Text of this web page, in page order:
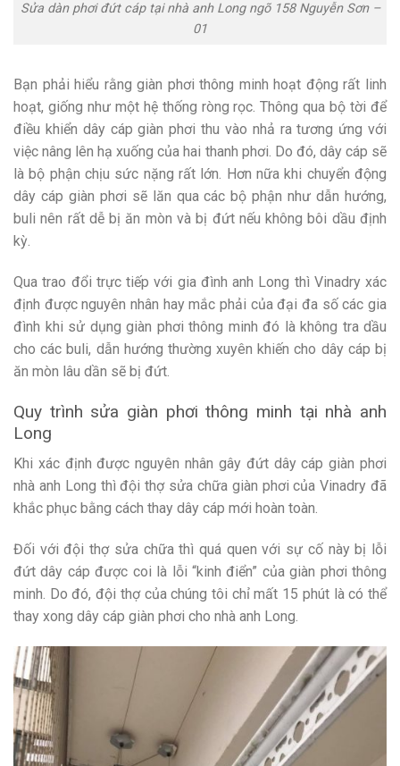
Sửa dàn phơi đứt cáp tại nhà anh Long ngõ 158 Nguyễn Sơn –
01
Bạn phải hiểu rằng giàn phơi thông minh hoạt động rất linh
hoạt, giống như một hệ thống ròng rọc. Thông qua bộ tời để
điều khiển dây cáp giàn phơi thu vào nhả ra tương ứng với
việc nâng lên hạ xuống của hai thanh phơi. Do đó, dây cáp sẽ
là bộ phận chịu sức nặng rất lớn. Hơn nữa khi chuyển động
dây cáp giàn phơi sẽ lăn qua các bộ phận như dẫn hướng,
buli nên rất dễ bị ăn mòn và bị đứt nếu không bôi dầu định
kỳ.
Qua trao đổi trực tiếp với gia đình anh Long thì Vinadry xác
định được nguyên nhân hay mắc phải của đại đa số các gia
đình khi sử dụng giàn phơi thông minh đó là không tra dầu
cho các buli, dẫn hướng thường xuyên khiến cho dây cáp bị
ăn mòn lâu dần sẽ bị đứt.
Quy trình sửa giàn phơi thông minh tại nhà anh
Long
Khi xác định được nguyên nhân gây đứt dây cáp giàn phơi
nhà anh Long thì đội thợ sửa chữa giàn phơi của Vinadry đã
khắc phục bằng cách thay dây cáp mới hoàn toàn.
Đối với đội thợ sửa chữa thì quá quen với sự cố này bị lỗi
đứt dây cáp được coi là lỗi “kinh điển” của giàn phơi thông
minh. Do đó, đội thợ của chúng tôi chỉ mất 15 phút là có thể
thay xong dây cáp giàn phơi cho nhà anh Long.